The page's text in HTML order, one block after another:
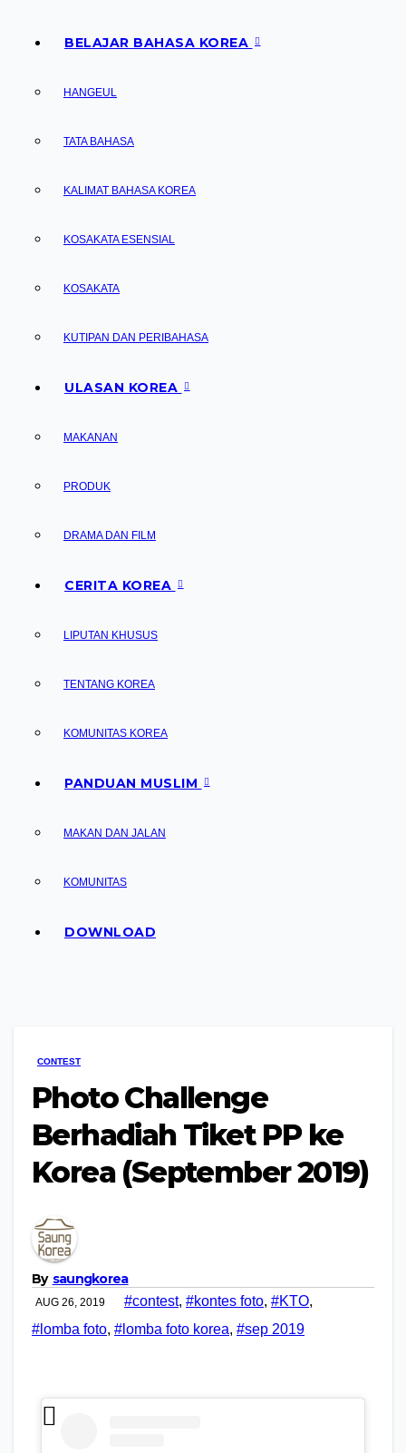
BELAJAR BAHASA KOREA
HANGEUL
TATA BAHASA
KALIMAT BAHASA KOREA
KOSAKATA ESENSIAL
KOSAKATA
KUTIPAN DAN PERIBAHASA
ULASAN KOREA
MAKANAN
PRODUK
DRAMA DAN FILM
CERITA KOREA
LIPUTAN KHUSUS
TENTANG KOREA
KOMUNITAS KOREA
PANDUAN MUSLIM
MAKAN DAN JALAN
KOMUNITAS
DOWNLOAD
CONTEST
Photo Challenge
Berhadiah Tiket PP ke
Korea (September 2019)
By saungkorea
AUG 26, 2019 #contest, #kontes foto, #KTO,
#lomba foto, #lomba foto korea, #sep 2019